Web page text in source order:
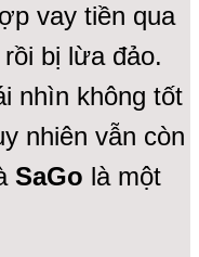
vay tiền qua
bị lừa đảo.
nhìn không tốt
nhiên vẫn còn
SaGo là một